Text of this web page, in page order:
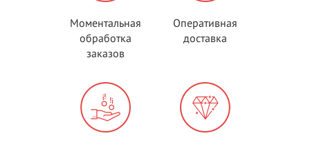
Моментальная
обработка
заказов
Оперативная
доставка